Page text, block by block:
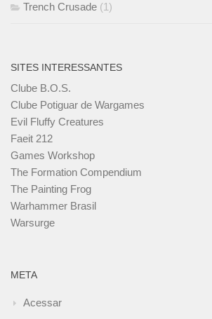
Trench Crusade (1)
SITES INTERESSANTES
Clube B.O.S.
Clube Potiguar de Wargames
Evil Fluffy Creatures
Faeit 212
Games Workshop
The Formation Compendium
The Painting Frog
Warhammer Brasil
Warsurge
META
Acessar